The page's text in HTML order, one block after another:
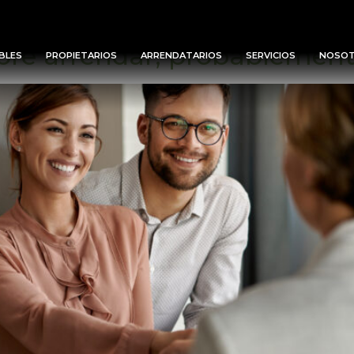
PROPIETARIOS ARRENDATARIOS SERVICIOS
arrendar,